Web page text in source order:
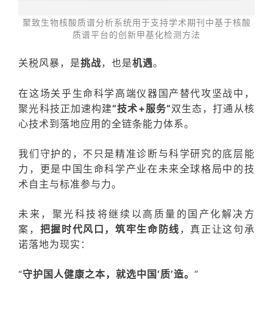
聚致生物核酸质谱分析系统用于支持学术期刊中基于核酸
质谱平台的创新甲基化检测方法
关税风暴，是挑战，也是机遇。
在这场关乎生命科学高端仪器国产替代攻坚战中，
聚光科技正加速构建“技术+服务”双生态，打通从核
心技术到落地应用的全链条能力体系。
我们守护的，不只是精准诊断与科学研究的底层能
力，更是中国生命科学产业在未来全球格局中的技
术自主与标准参与力。
未来，聚光科技将继续以高质量的国产化解决方
案， 把握时代风口，筑牢生命防线 ，真正让这句承
诺落地为现实：
“守护国人健康之本，就选中国‘质’造。”